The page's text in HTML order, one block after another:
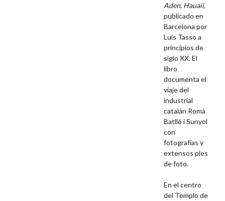
Aden, Hauaii,
publicado en
Barcelona por
Luis Tasso a
principios de
siglo XX. El
libro
documenta el
viaje del
industrial
catalán Romà
Batlló i Sunyol
con
fotografías y
extensos pies
de foto.
En el centro
del Templo de